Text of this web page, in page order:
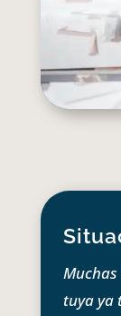
tuya ya